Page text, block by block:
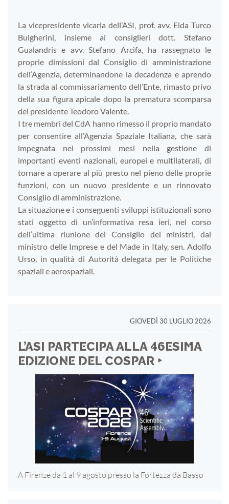
La vicepresidente vicaria dell’ASI, prof. avv. Elda Turco
Bulgherini, insieme ai consiglieri dott. Stefano
Gualandris e avv. Stefano Arcifa, ha rassegnato le
proprie dimissioni dal Consiglio di amministrazione
dell’Agenzia, determinandone la decadenza e aprendo
la strada al commissariamento dell’Ente, rimasto privo
della sua figura apicale dopo la prematura scomparsa
del presidente Teodoro Valente.
I tre membri del CdA hanno rimesso il proprio mandato
per consentire all’Agenzia Spaziale Italiana, che sarà
impegnata nei prossimi mesi nella gestione di
importanti eventi nazionali, europei e multilaterali, di
tornare a operare al più presto nel pieno delle proprie
funzioni, con un nuovo presidente e un rinnovato
Consiglio di amministrazione.
La situazione e i conseguenti sviluppi istituzionali sono
stati oggetto di un’informativa resa ieri, nel corso
dell’ultima riunione del Consiglio dei ministri, dal
ministro delle Imprese e del Made in Italy, sen. Adolfo
Urso, in qualità di Autorità delegata per le Politiche
spaziali e aerospaziali.
GIOVEDÌ 30 LUGLIO 2026
L’ASI PARTECIPA ALLA 46ESIMA
EDIZIONE DEL COSPAR ‣
A Firenze da 1 al 9 agosto presso la Fortezza da Basso